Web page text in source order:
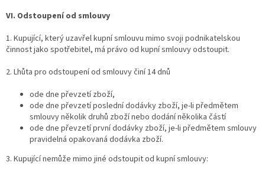
VI. Odstoupení od smlouvy
1. Kupující, který uzavřel kupní smlouvu mimo svoji podnikatelskou
činnost jako spotřebitel, má právo od kupní smlouvy odstoupit.
2. Lhůta pro odstoupení od smlouvy činí 14 dnů
ode dne převzetí zboží,
ode dne převzetí poslední dodávky zboží, je-li předmětem
smlouvy několik druhů zboží nebo dodání několika částí
ode dne převzetí první dodávky zboží, je-li předmětem smlouvy
pravidelná opakovaná dodávka zboží.
3. Kupující nemůže mimo jiné odstoupit od kupní smlouvy: